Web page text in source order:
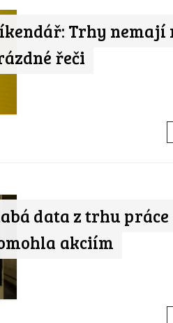
Trhy nemají
řeči
data z trhu práce
akciím